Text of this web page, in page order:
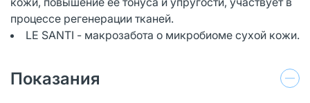
процессе регенерации тканей.
LE SANTI - макрозабота о микробиоме сухой кожи.
Показания